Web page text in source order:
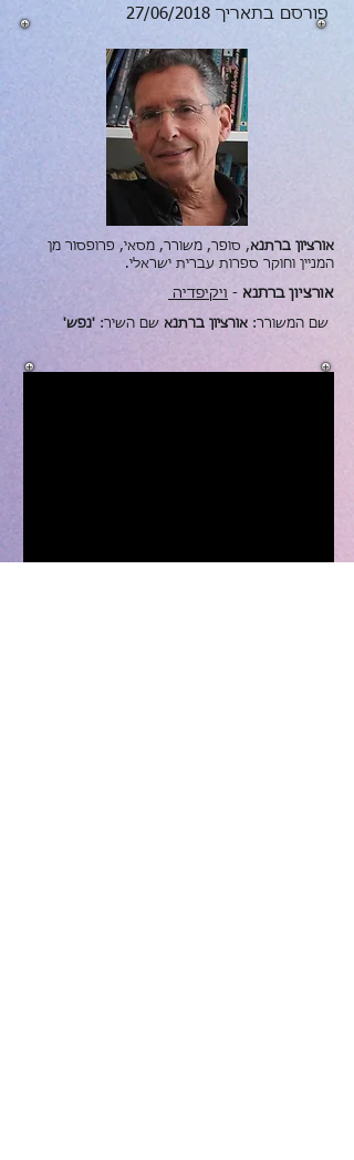
פורסם בתאריך 27/06/2018
אורציון ברתנא, סופר, משורר, מסאי, פרופסור מן
המניין וחוקר ספרות עברית ישראלי.
אורציון ברתנא - ויקיפדיה
שם המשורר: אורציון ברתנא שם השיר: 'נפש'